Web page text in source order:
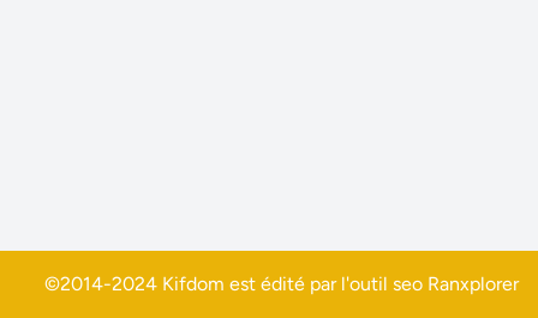
©2014-2024 Kifdom est édité par l'outil seo Ranxplorer